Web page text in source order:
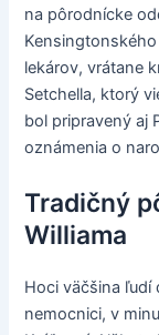
na pôrodnícke
lekárov, vrátane
Setchella, ktorý
bol pripravený aj
oznámenia o
Tradičný
Williama
Hoci väčšina ľudí
nemocnici, v